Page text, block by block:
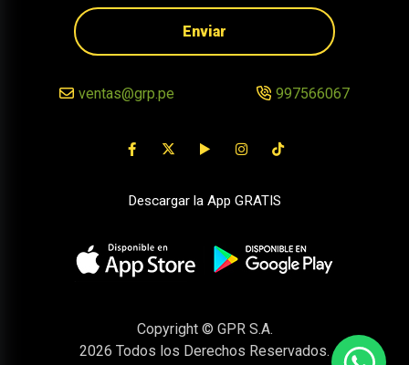
Enviar
ventas@grp.pe 997566067
Descargar la App GRATIS
Copyright © GPR S.A.
2026 Todos los Derechos Reservados.